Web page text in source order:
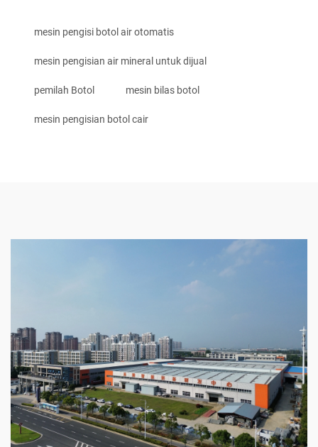
mesin pengisi botol air otomatis
mesin pengisian air mineral untuk dijual
pemilah Botol mesin bilas botol
mesin pengisian botol cair